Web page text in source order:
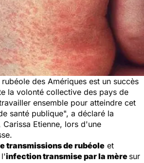
des Amériques est un succès
la volonté collective des pays de
ensemble pour atteindre cet
santé publique", a déclaré la
Etienne, lors d'une
transmissions de rubéole et
l'infection transmise par la mère sur